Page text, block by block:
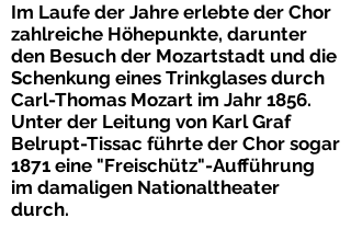
Im Laufe der Jahre erlebte der Chor
zahlreiche Höhepunkte, darunter
den Besuch der Mozartstadt und die
Schenkung eines Trinkglases durch
Carl-Thomas Mozart im Jahr 1856.
Unter der Leitung von Karl Graf
Belrupt-Tissac führte der Chor sogar
1871 eine "Freischütz"-Aufführung
im damaligen Nationaltheater
durch.